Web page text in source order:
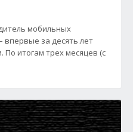
мобильных
впервые за десять лет
итогам трех месяцев (с